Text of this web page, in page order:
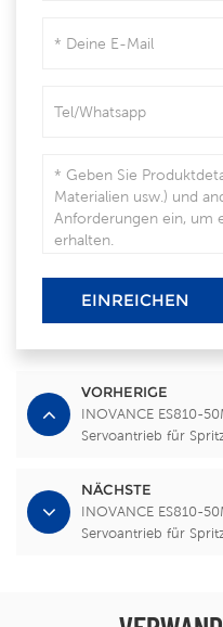
EINREICHEN
VORHERIGE
INOVANCE ES810-
Servoantrieb für
NÄCHSTE
INOVANCE ES810-
Servoantrieb für